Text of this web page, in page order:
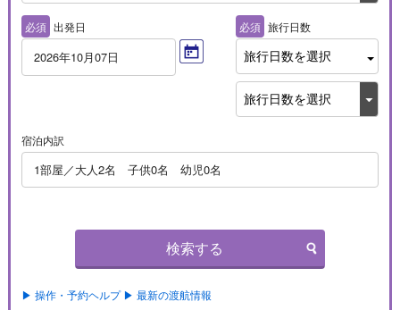
必須 出発日
2026年10月07日
必須 旅行日数
旅行日数を選択
宿泊内訳
1部屋／大人2名 子供0名 幼児0名
検索する
▶ 操作・予約ヘルプ ▶ 最新の渡航情報